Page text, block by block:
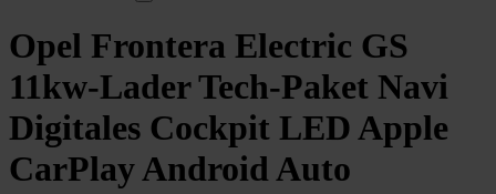
Opel Frontera Electric GS
11kw-Lader Tech-Paket Navi
Digitales Cockpit LED Apple
CarPlay Android Auto